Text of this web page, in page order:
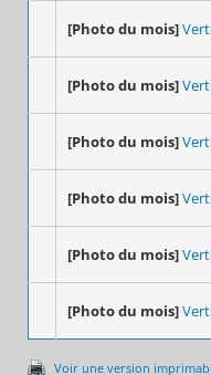
[Photo du mois]
[Photo du mois]
[Photo du mois]
[Photo du mois]
[Photo du mois]
[Photo du mois]
Voir une version